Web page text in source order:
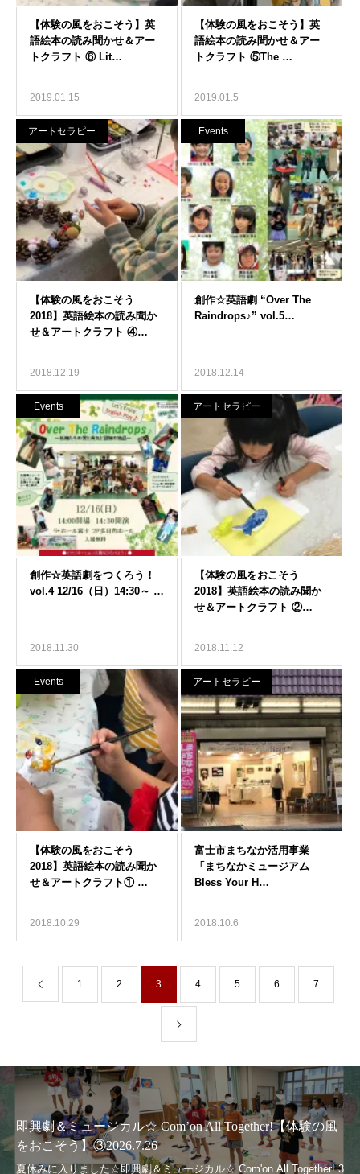
2019.01.15 2019.01.5
アートセラピー
2018.12.19
Events
2018.12.14
Events
2018.11.30
アートセラピー
2018.11.12
Events
2018.10.29
アートセラピー
2018.10.6
1 2 3 4 5 6 7
即興劇＆ミュージカル☆ Com’on All Together!【体験の風
をおこそう】③2026.7.26